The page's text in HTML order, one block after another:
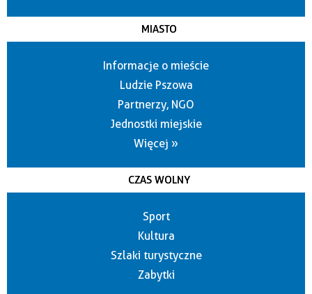
MIASTO
Informacje o mieście
Ludzie Pszowa
Partnerzy, NGO
Jednostki miejskie
Więcej »
CZAS WOLNY
Sport
Kultura
Szlaki turystyczne
Zabytki